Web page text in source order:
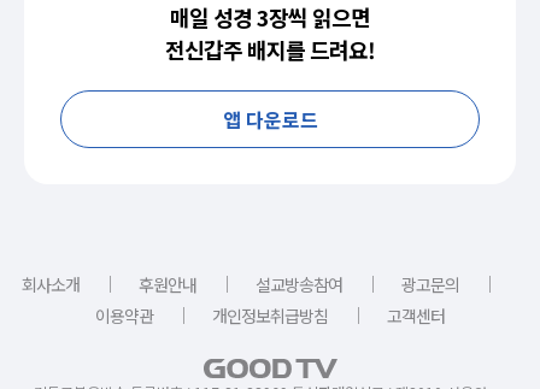
매일 성경 3장씩 읽으면
전신갑주 배지를 드려요!
앱 다운로드
회사소개 ｜ 후원안내 ｜ 설교방송참여 ｜ 광고문의
｜
이용약관
｜ 개인정보취급방침 ｜ 고객센터